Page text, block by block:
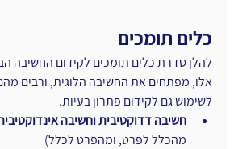
כלים תומכים
להלן סדרת כלים תומכים לקידום החשיבה
אלו, מפתחים את החשיבה הלוגית, ורבים
לשימוש גם לקידום פתרון בעיות.
חשיבה דדוקטיבית וחשיבה
מהכלל לפרט, ומהפרט לכלל)